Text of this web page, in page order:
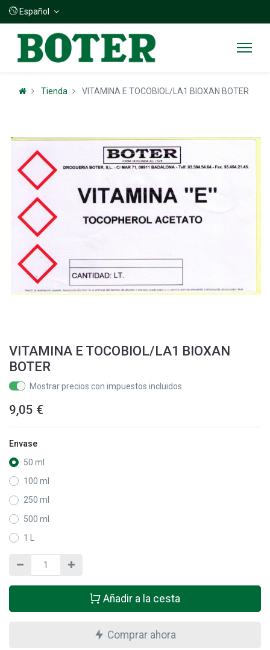
Español
Tienda VITAMINA E TOCOBIOL/LA1 BIOXAN BOTER
VITAMINA E TOCOBIOL/LA1 BIOXAN
BOTER
Mostrar precios con impuestos incluidos
9,05 €
Envase
50 ml
100 ml
250 ml
500 ml
1 L
Añadir a la cesta
Comprar ahora